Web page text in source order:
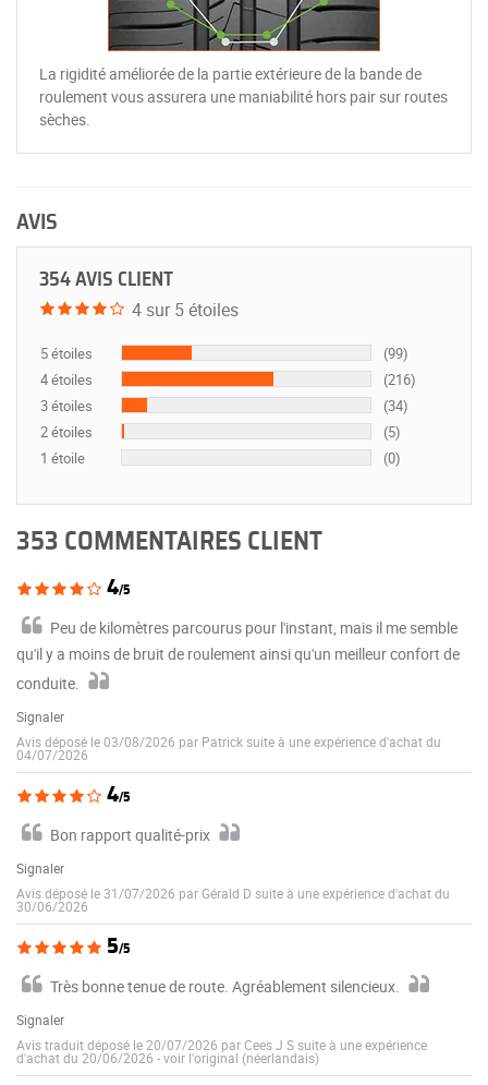
La rigidité améliorée de la partie extérieure de la bande de
roulement vous assurera une maniabilité hors pair sur routes
sèches.
AVIS
354 AVIS CLIENT
4 sur 5 étoiles
5 étoiles
(99)
4 étoiles
(216)
3 étoiles
(34)
2 étoiles
(5)
1 étoile
(0)
353 COMMENTAIRES CLIENT
4/5
Peu de kilomètres parcourus pour l'instant, mais il me semble
qu'il y a moins de bruit de roulement ainsi qu'un meilleur confort de
conduite.
Signaler
Avis déposé le 03/08/2026 par Patrick suite à une expérience d'achat du
04/07/2026
4/5
Bon rapport qualité-prix
Signaler
Avis déposé le 31/07/2026 par Gérald D suite à une expérience d'achat du
30/06/2026
5/5
Très bonne tenue de route. Agréablement silencieux.
Signaler
Avis traduit déposé le 20/07/2026 par Cees J S suite à une expérience
d'achat du 20/06/2026 -voir l'original (néerlandais)